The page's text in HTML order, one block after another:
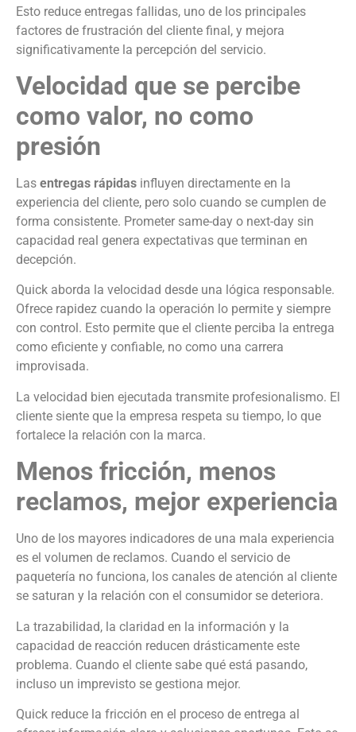
Esto reduce entregas fallidas, uno de los principales
factores de frustración del cliente final, y mejora
significativamente la percepción del servicio.
Velocidad que se percibe
como valor, no como
presión
Las entregas rápidas influyen directamente en la
experiencia del cliente, pero solo cuando se cumplen de
forma consistente. Prometer same-day o next-day sin
capacidad real genera expectativas que terminan en
decepción.
Quick aborda la velocidad desde una lógica responsable.
Ofrece rapidez cuando la operación lo permite y siempre
con control. Esto permite que el cliente perciba la entrega
como eficiente y confiable, no como una carrera
improvisada.
La velocidad bien ejecutada transmite profesionalismo. El
cliente siente que la empresa respeta su tiempo, lo que
fortalece la relación con la marca.
Menos fricción, menos
reclamos, mejor experiencia
Uno de los mayores indicadores de una mala experiencia
es el volumen de reclamos. Cuando el servicio de
paquetería no funciona, los canales de atención al cliente
se saturan y la relación con el consumidor se deteriora.
La trazabilidad, la claridad en la información y la
capacidad de reacción reducen drásticamente este
problema. Cuando el cliente sabe qué está pasando,
incluso un imprevisto se gestiona mejor.
Quick reduce la fricción en el proceso de entrega al